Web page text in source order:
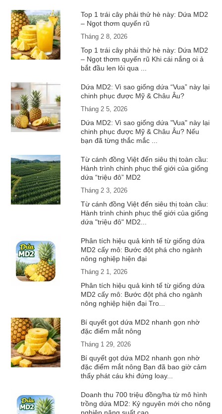
Top 1 trái cây phải thử hè này: Dứa MD2
– Ngọt thơm quyến rũ
Tháng 2 8, 2026
Top 1 trái cây phải thử hè này: Dứa MD2
– Ngọt thơm quyến rũ Khi cái nắng oi ả
bắt đầu len lỏi qua ...
Dứa MD2: Vì sao giống dứa “Vua” này lại
chinh phục được Mỹ & Châu Âu?
Tháng 2 5, 2026
Dứa MD2: Vì sao giống dứa "Vua" này lại
chinh phục được Mỹ & Châu Âu? Nếu
bạn đã từng thắc mắc ...
Từ cánh đồng Việt đến siêu thị toàn cầu:
Hành trình chinh phục thế giới của giống
dứa “triệu đô” MD2
Tháng 2 3, 2026
Từ cánh đồng Việt đến siêu thị toàn cầu:
Hành trình chinh phục thế giới của giống
dứa "triệu đô" MD2...
Phân tích hiệu quả kinh tế từ giống dứa
MD2 cấy mô: Bước đột phá cho ngành
nông nghiệp hiện đại
Tháng 2 1, 2026
Phân tích hiệu quả kinh tế từ giống dứa
MD2 cấy mô: Bước đột phá cho ngành
nông nghiệp hiện đại Tro...
Bí quyết gọt dứa MD2 nhanh gọn nhờ
đặc điểm mắt nông
Tháng 1 29, 2026
Bí quyết gọt dứa MD2 nhanh gọn nhờ
đặc điểm mắt nông Bạn đã bao giờ cảm
thấy phát cáu khi đứng loay...
Doanh thu 700 triệu đồng/ha từ mô hình
trồng dứa MD2: Kỷ nguyên mới cho nông
nghiệp năng suất cao